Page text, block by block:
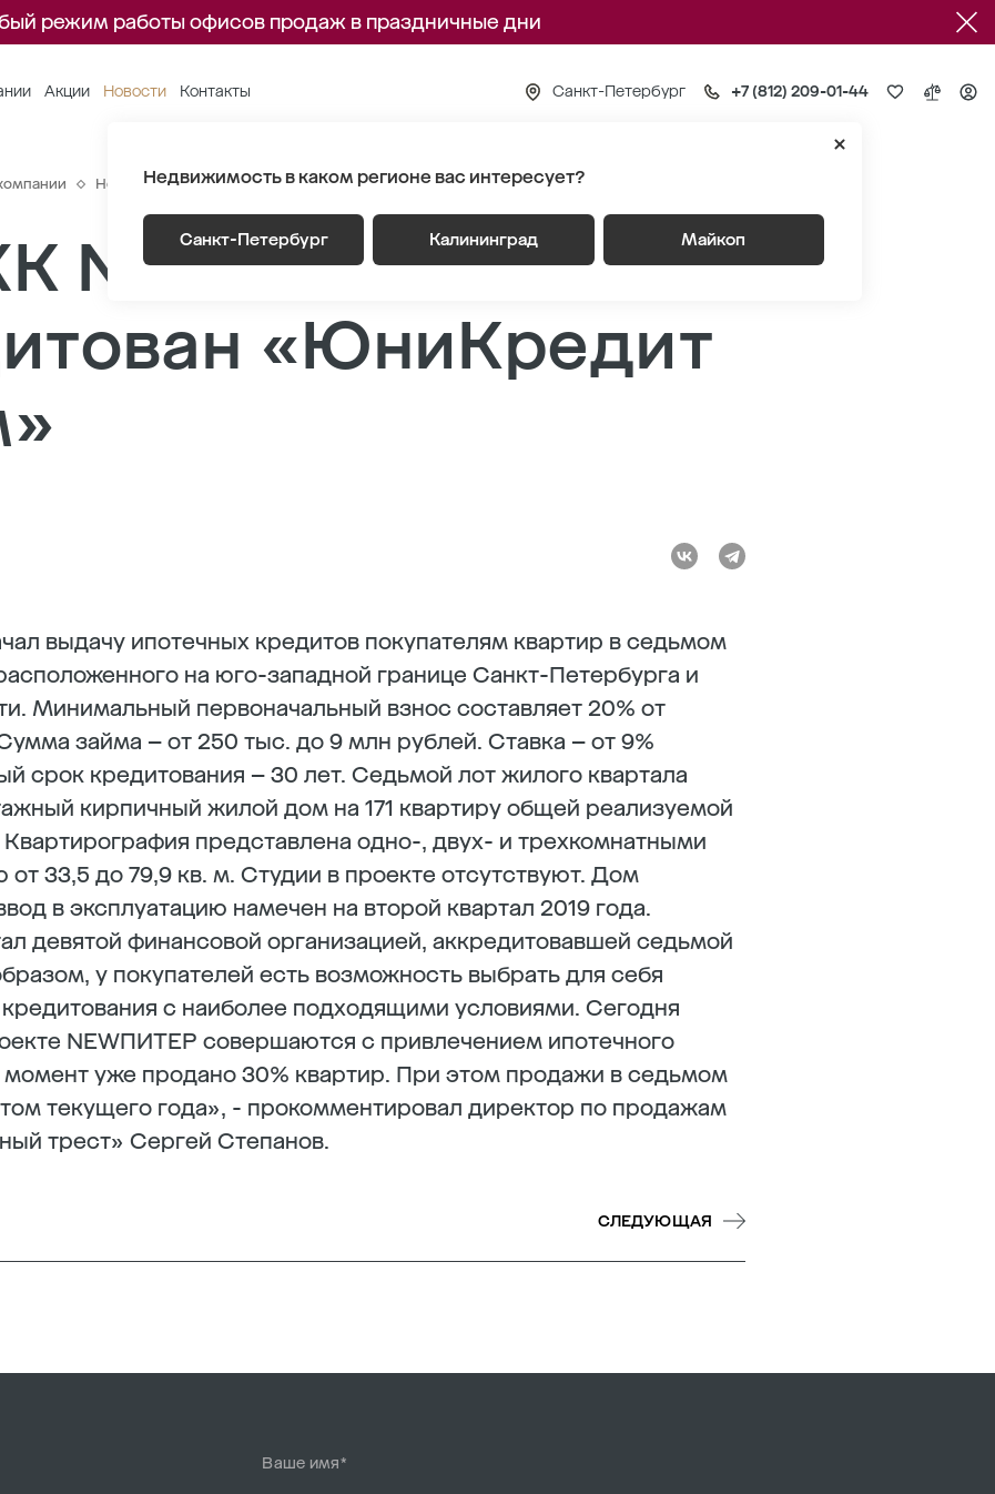
режим работы офисов продаж в праздничные дни
Акции Новости Контакты Санкт-Петербург +7 (812) 209-01-44
Недвижимость в каком регионе вас интересует?
Санкт-Петербург Калининград Майкоп
Новости 7 лот ЖК NEWПИТЕР аккредитован «ЮниКредит Банком»
NEWПИТЕР
«ЮниКредит
выдачу ипотечных кредитов покупателям квартир в седьмом
на юго-западной границе Санкт-Петербурга и
Минимальный первоначальный взнос составляет 20% от
займа – от 250 тыс. до 9 млн рублей. Ставка – от 9%
срок кредитования – 30 лет. Седьмой лот жилого квартала
кирпичный жилой дом на 171 квартиру общей реализуемой
представлена одно-, двух- и трехкомнатными
33,5 до 79,9 кв. м. Студии в проекте отсутствуют. Дом
в эксплуатацию намечен на второй квартал 2019 года.
девятой финансовой организацией, аккредитовавшей седьмой
у покупателей есть возможность выбрать для себя
с наиболее подходящими условиями. Сегодня
NEWПИТЕР совершаются с привлечением ипотечного
уже продано 30% квартир. При этом продажи в седьмом
текущего года», - прокомментировал директор по продажам
трест» Сергей Степанов.
СЛЕДУЮЩАЯ
Ваше имя*